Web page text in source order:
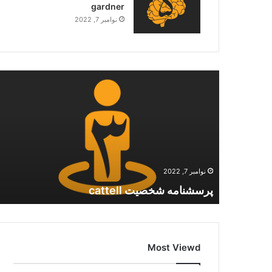
gardner
نوامبر 7, 2022
نوامبر 7, 2022
پرسشنامه شخصیت cattell
Most Viewd